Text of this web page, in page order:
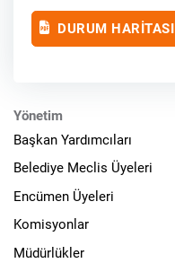
DURUM HARİTASI
Yönetim
Başkan Yardımcıları
Belediye Meclis Üyeleri
Encümen Üyeleri
Komisyonlar
Müdürlükler